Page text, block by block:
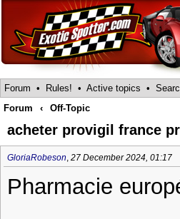
Forum • Rules! • Active topics •
Forum
‹ Off-Topic
acheter provigil france
GloriaRobeson, 27 December 2024, 01:17
Pharmacie